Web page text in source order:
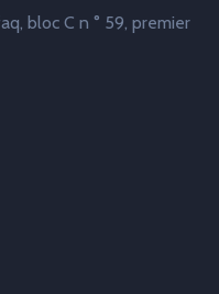
bloc C n ° 59, premier